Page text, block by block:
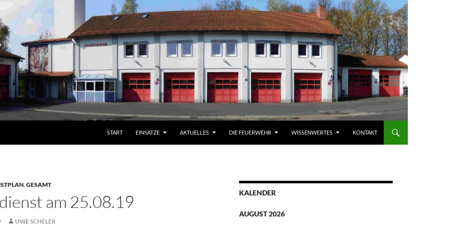
START EINSÄTZE AKTUELLES DIE FEUERWEHR WISSENWERTES KONTAKT
,GESAMT
am 25.08.19
UWE SCHELER
KALENDER
AUGUST 2026